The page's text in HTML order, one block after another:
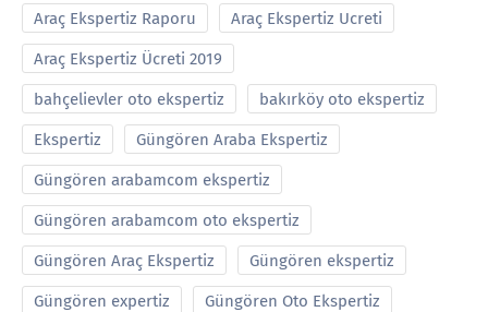
Araç Ekspertiz Raporu Araç Ekspertiz Ucreti
Araç Ekspertiz Ücreti 2019
bahçelievler oto ekspertiz bakırköy oto ekspertiz
Ekspertiz Güngören Araba Ekspertiz
Güngören arabamcom ekspertiz
Güngören arabamcom oto ekspertiz
Güngören Araç Ekspertiz Güngören ekspertiz
Güngören expertiz Güngören Oto Ekspertiz